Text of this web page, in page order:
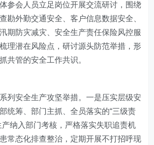
参会人员立足岗位开展交流研讨，围绕
勘外勤交通安全、客户信息数据安全、
期防灾减灾、安全生产责任保险风控服
理潜在风险点，研讨源头防范举措，形
共管的安全工作共识。
列安全生产攻坚举措。一是压实层级安
统筹、部门主抓、全员落实的“三级责
产纳入部门考核，严格落实失职追责机
常态化排查整治，定期开展不打招呼现